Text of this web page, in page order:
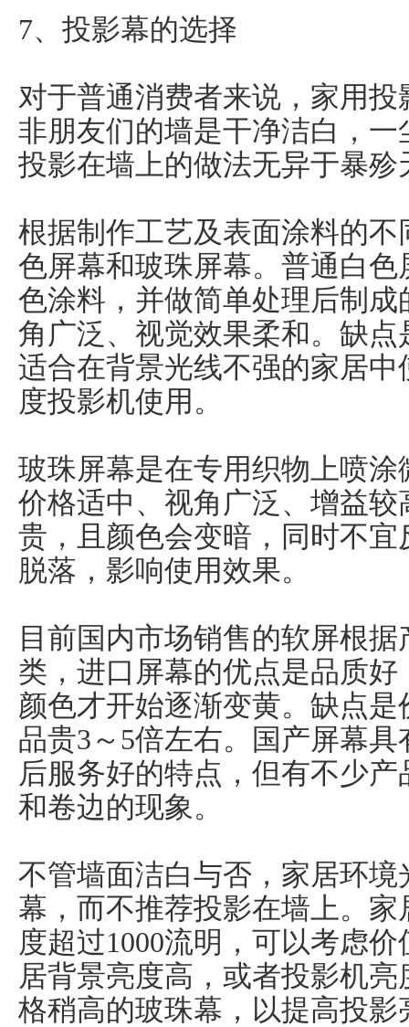
7、投影幕的选择
对于普通消费者来说，家用
非朋友们的墙是干净洁白，
投影在墙上的做法无异于暴殄
根据制作工艺及表面涂料的
色屏幕和玻珠屏幕。普通白
色涂料，并做简单处理后制
角广泛、视觉效果柔和。缺
适合在背景光线不强的家居
度投影机使用。
玻珠屏幕是在专用织物上喷
价格适中、视角广泛、增益
贵，且颜色会变暗，同时不
脱落，影响使用效果。
目前国内市场销售的软屏根
类，进口屏幕的优点是品质
颜色才开始逐渐变黄。缺点
品贵3～5倍左右。国产屏幕
后服务好的特点，但有不少
和卷边的现象。
不管墙面洁白与否，家居环
幕，而不推荐投影在墙上。
度超过1000流明，可以考虑
居背景亮度高，或者投影机
格稍高的玻珠幕，以提高投影